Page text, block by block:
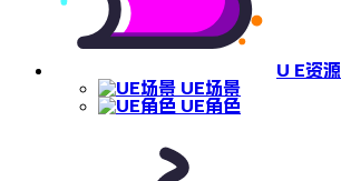
U E资源
UE场景
UE角色